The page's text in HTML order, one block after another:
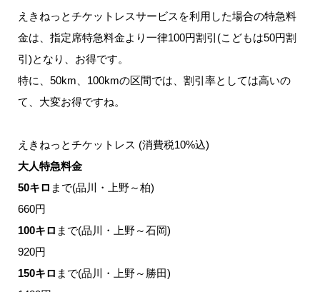
えきねっとチケットレスサービスを利用した場合の特急料
金は、指定席特急料金より一律100円割引(こどもは50円割
引)となり、お得です。
特に、50km、100kmの区間では、割引率としては高いの
て、大変お得ですね。
えきねっとチケットレス (消費税10%込)
大人特急料金
50キロ まで(品川・上野～柏)
660円
100キロ まで(品川・上野～石岡)
920円
150キロ まで(品川・上野～勝田)